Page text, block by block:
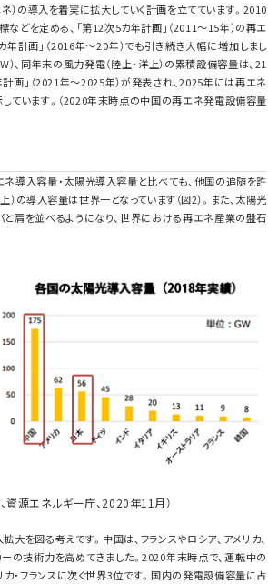
）の導入を着実に拡大していく計画を立てています。2010
どを定める、「第12次5カ年計画」（2011～15年）の再エ
計画」（2016年～20年）でも引き続き大幅に増加しまし
同年末の風力発電（陸上・洋上）の累積設備容量は、21
画」（2021年～2025年）が発表され、2025年には再エネ
ています。（2020年末時点の中国の再エネ発電設備容量
導入容量・太陽光導入容量と比べても、他国の追随を許
の導入容量は世界一となっています（図2）。また、太陽光
肩を並べるようになり、世界における再エネ産業の盤石
資源エネルギー庁、2020年11月）
を図る考えです。中国は、フランスやロシア、アメリカ、
の技術力を高めてきました。2020年末時点で、運転中の
・フランスに次ぐ世界3位です。国内の発電設備容量に占